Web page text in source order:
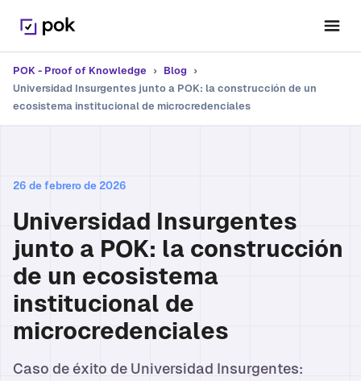
POK - Proof of Knowledge › Blog
›
Universidad Insurgentes junto a POK: la construcción de un
ecosistema institucional de microcredenciales
26 de febrero de 2026
Universidad Insurgentes
junto a POK: la construcción
de un ecosistema
institucional de
microcredenciales
Caso de éxito de Universidad Insurgentes: